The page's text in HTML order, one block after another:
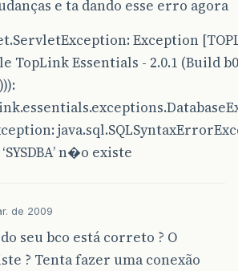
e ta dando esse erro agora
Exception
TopLink Essentials - 2.0.1 (Build
n�o existe
de 2009
seu bco está correto ? O
? Tenta fazer uma conexão